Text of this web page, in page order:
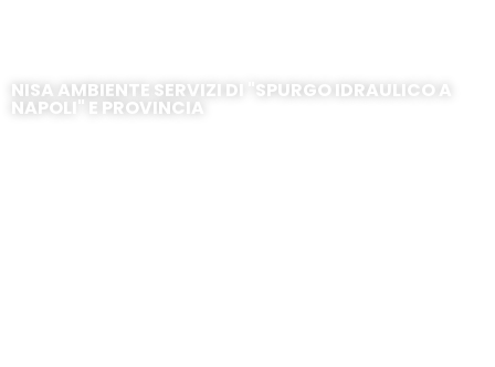
NISA AMBIENTE SERVIZI DI "SPURGO IDRAULICO A
NAPOLI" E PROVINCIA